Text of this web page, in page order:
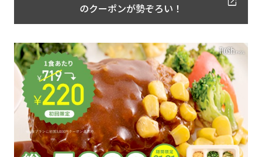
のクーポンが勢ぞろい！